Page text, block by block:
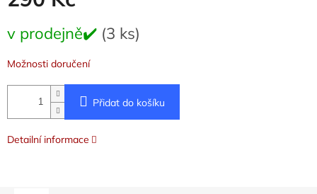
cena:
v prodejně✔️ (3 ks)
Možnosti doručení
Přidat do košíku
Detailní informace